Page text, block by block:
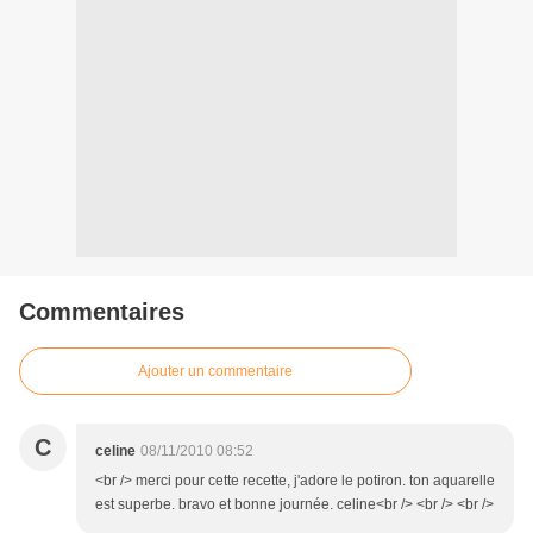
Commentaires
Ajouter un commentaire
C celine 08/11/2010 08:52
<br /> merci pour cette recette, j'adore le potiron. ton aquarelle
est superbe. bravo et bonne journée. celine<br /> <br /> <br />